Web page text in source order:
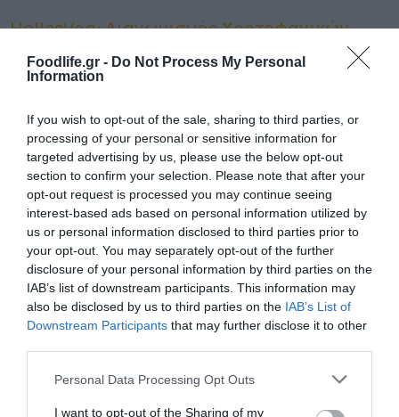
Foodlife.gr - Do Not Process My Personal
Information
If you wish to opt-out of the sale, sharing to third parties, or
processing of your personal or sensitive information for
targeted advertising by us, please use the below opt-out
section to confirm your selection. Please note that after your
opt-out request is processed you may continue seeing
interest-based ads based on personal information utilized by
us or personal information disclosed to third parties prior to
your opt-out. You may separately opt-out of the further
disclosure of your personal information by third parties on the
IAB’s list of downstream participants. This information may
also be disclosed by us to third parties on the IAB’s List of
Downstream Participants that may further disclose it to other
Please note that this website/app uses one or more Google
not limited to your visit or usage behaviour. You may click to
Personal Data Processing Opt Outs
I want to opt-out of the Sharing of my
HellasVeg: Διαγωνισμός Χορτοφαγικών
Πιάτων στη Θεσσαλονίκη
Ακολουθήστε τοfoodlife.gr στο Google
Newsκαι μάθετε πρώτοι όλες τις ειδήσεις
TAGS: HOT DOG ΙΚΕΑ
ΠΕΡΙΣΣΟΤΕΡA